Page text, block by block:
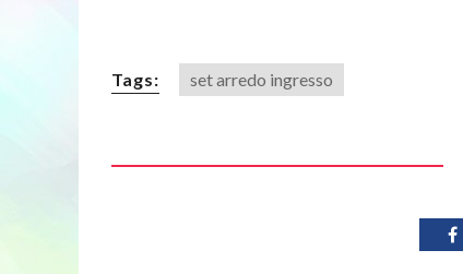
Tags: set arredo ingresso